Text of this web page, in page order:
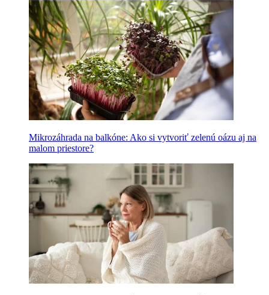
Mikrozáhrada na balkóne: Ako si vytvoriť zelenú oázu aj na
malom priestore?